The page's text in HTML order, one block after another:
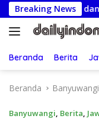
Langsung
ke
konten
Breaking News
dan Lansia
Beranda Berita
Beranda Banyuwangi
Banyuwangi, Berita,